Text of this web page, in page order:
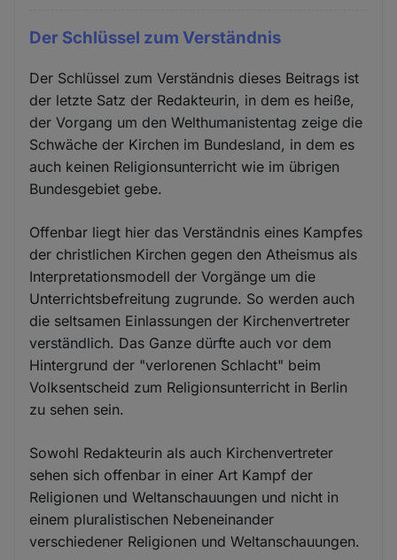
Der Schlüssel zum Verständnis
Der Schlüssel zum Verständnis dieses Beitrags ist
der letzte Satz der Redakteurin, in dem es heiße,
der Vorgang um den Welthumanistentag zeige die
Schwäche der Kirchen im Bundesland, in dem es
auch keinen Religionsunterricht wie im übrigen
Bundesgebiet gebe.
Offenbar liegt hier das Verständnis eines Kampfes
der christlichen Kirchen gegen den Atheismus als
Interpretationsmodell der Vorgänge um die
Unterrichtsbefreitung zugrunde. So werden auch
die seltsamen Einlassungen der Kirchenvertreter
verständlich. Das Ganze dürfte auch vor dem
Hintergrund der "verlorenen Schlacht" beim
Volksentscheid zum Religionsunterricht in Berlin
zu sehen sein.
Sowohl Redakteurin als auch Kirchenvertreter
sehen sich offenbar in einer Art Kampf der
Religionen und Weltanschauungen und nicht in
einem pluralistischen Nebeneinander
verschiedener Religionen und Weltanschauungen.